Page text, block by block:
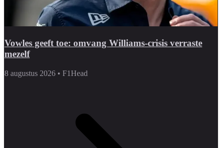
Vowles geeft toe: omvang Williams-crisis verraste
mezelf
8 augustus 2026 • F1Head